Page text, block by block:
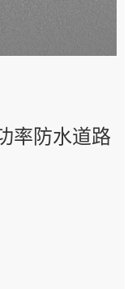
率防水道路